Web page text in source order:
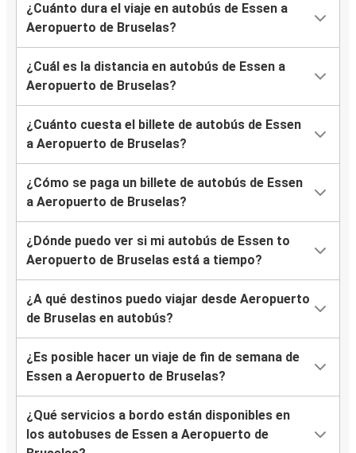
¿Cuánto dura el viaje en autobús de Essen a
Aeropuerto de Bruselas?
¿Cuál es la distancia en autobús de Essen a
Aeropuerto de Bruselas?
¿Cuánto cuesta el billete de autobús de Essen
a Aeropuerto de Bruselas?
¿Cómo se paga un billete de autobús de Essen
a Aeropuerto de Bruselas?
¿Dónde puedo ver si mi autobús de Essen to
Aeropuerto de Bruselas está a tiempo?
¿A qué destinos puedo viajar desde Aeropuerto
de Bruselas en autobús?
¿Es posible hacer un viaje de fin de semana de
Essen a Aeropuerto de Bruselas?
¿Qué servicios a bordo están disponibles en
los autobuses de Essen a Aeropuerto de